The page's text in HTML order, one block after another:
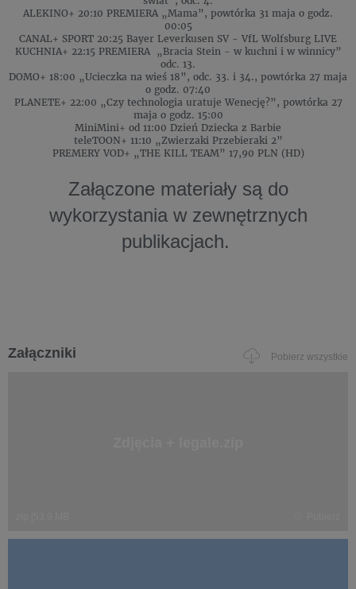
ALEKINO+ 20:10 PREMIERA „Mama”, powtórka 31 maja o godz.
00:05
CANAL+ SPORT 20:25 Bayer Leverkusen SV - VfL Wolfsburg LIVE
KUCHNIA+ 22:15 PREMIERA „Bracia Stein - w kuchni i w winnicy”
odc. 13.
DOMO+ 18:00 „Ucieczka na wieś 18”, odc. 33. i 34., powtórka 27 maja
o godz. 07:40
PLANETE+ 22:00 „Czy technologia uratuje Wenecję?”, powtórka 27
maja o godz. 15:00
MiniMini+ od 11:00 Dzień Dziecka z Barbie
teleTOON+ 11:10 „Zwierzaki Przebieraki 2”
PREMERY VOD+ „THE KILL TEAM” 17,90 PLN (HD)
Załączone materiały są do
wykorzystania w zewnętrznych
publikacjach.
Załączniki Pobierz wszystkie